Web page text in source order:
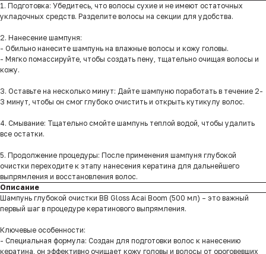
1. Подготовка: Убедитесь, что волосы сухие и не имеют остаточных
укладочных средств. Разделите волосы на секции для удобства.
2. Нанесение шампуня:
- Обильно нанесите шампунь на влажные волосы и кожу головы.
- Мягко помассируйте, чтобы создать пену, тщательно очищая волосы и
кожу.
3. Оставьте на несколько минут: Дайте шампуню поработать в течение 2-
3 минут, чтобы он смог глубоко очистить и открыть кутикулу волос.
4. Смывание: Тщательно смойте шампунь теплой водой, чтобы удалить
все остатки.
5. Продолжение процедуры: После применения шампуня глубокой
очистки переходите к этапу нанесения кератина для дальнейшего
выпрямления и восстановления волос.
Описание
Шампунь глубокой очистки BB Gloss Acai Boom (500 мл) – это важный
первый шаг в процедуре кератинового выпрямления.
Ключевые особенности:
- Специальная формула: Создан для подготовки волос к нанесению
кератина, он эффективно очищает кожу головы и волосы от ороговевших